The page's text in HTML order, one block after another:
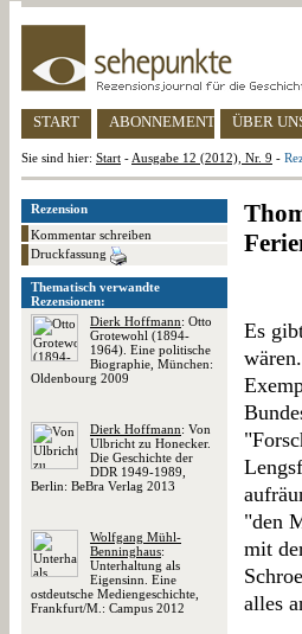
START ABONNEMENT ÜBER
Sie sind hier: Start - Ausgabe 12 (2012), Nr. 9 -
Rezension
Kommentar schreiben
Druckfassung
Thematisch verwandte
Rezensionen:
Dierk Hoffmann: Otto
Grotewohl (1894-
1964). Eine politische
Biographie, München:
Oldenbourg 2009
Dierk Hoffmann: Von
Ulbricht zu Honecker.
Die Geschichte der
DDR 1949-1989,
Berlin: BeBra Verlag 2013
Wolfgang Mühl-
Benninghaus:
Unterhaltung als
Eigensinn. Eine
ostdeutsche Mediengeschichte,
Frankfurt/M.: Campus 2012
Es
"den
mit
alles